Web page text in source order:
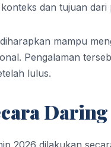
dan tujuan
mampu
Pengalaman
lulus.
Daring
2026 dilakukan